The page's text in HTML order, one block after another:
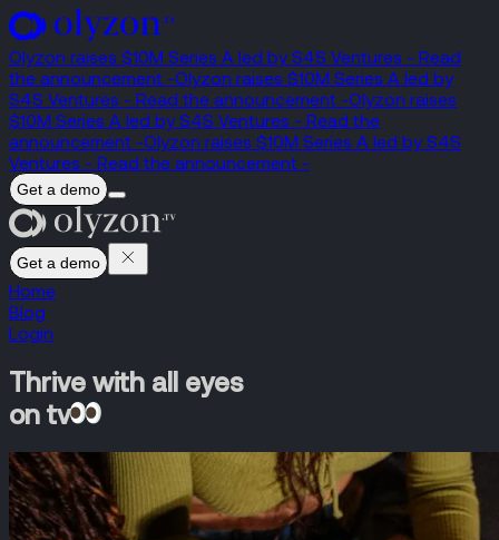
Olyzon raises $10M Series A led by S4S Ventures - Read
the announcement -Olyzon raises $10M Series A led by
S4S Ventures - Read the announcement -Olyzon raises
$10M Series A led by S4S Ventures - Read the
announcement -Olyzon raises $10M Series A led by S4S
Ventures - Read the announcement -
Get a demo
Get a demo
Home
Blog
Login
Thrive with all eyes
on tv